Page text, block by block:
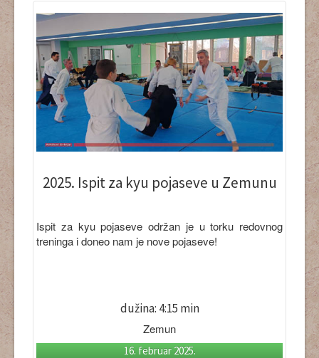
2025. Ispit za kyu pojaseve u Zemunu
Ispit za kyu pojaseve održan je u torku redovnog
treninga i doneo nam je nove pojaseve!
dužina: 4:15 min
Zemun
16. februar 2025.